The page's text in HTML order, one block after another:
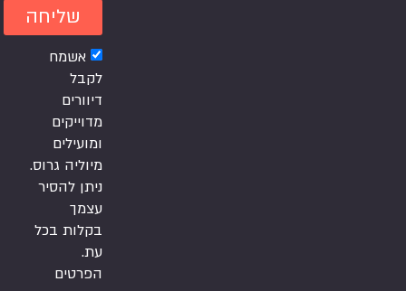
אשמח
לקבל
דיוורים
מדוייקים
ומועילים
מיוליה גרוס.
ניתן להסיר
עצמך
בקלות בכל
עת.
הפרטים
שליחה